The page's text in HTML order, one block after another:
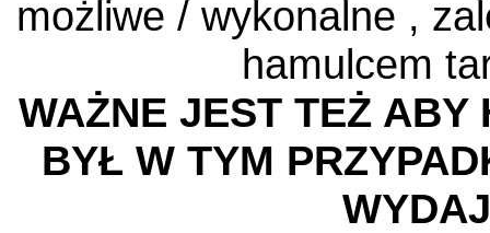
możliwe / wykonalne ,
hamulcem
WAŻNE JEST TEŻ ABY
BYŁ W TYM